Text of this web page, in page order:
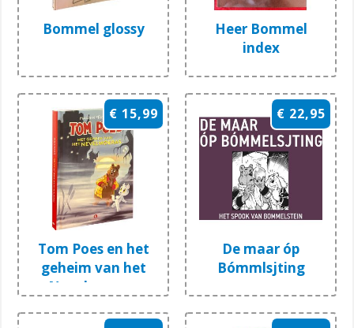
Bommel glossy
Heer Bommel
index
€ 15,99
Tom Poes en het
geheim van het
Nevelmoeras
€ 22,95
De maar óp
Bómmlsjting